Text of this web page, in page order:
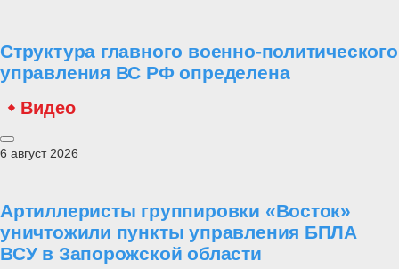
Структура главного военно-политического
управления ВС РФ определена
Видео
6 август 2026
Артиллеристы группировки «Восток»
уничтожили пункты управления БПЛА
ВСУ в Запорожской области